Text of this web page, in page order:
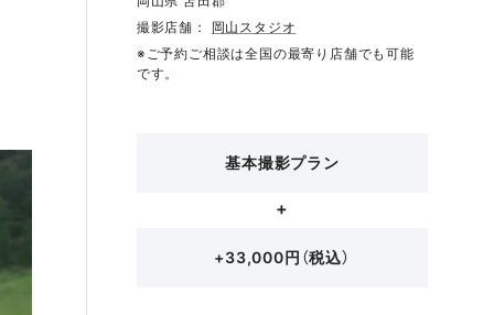
撮影店舗： 岡山スタジオ
※ご予約ご相談は全国の最寄り店舗でも可能
です。
基本撮影プラン
+33,000円（税込）